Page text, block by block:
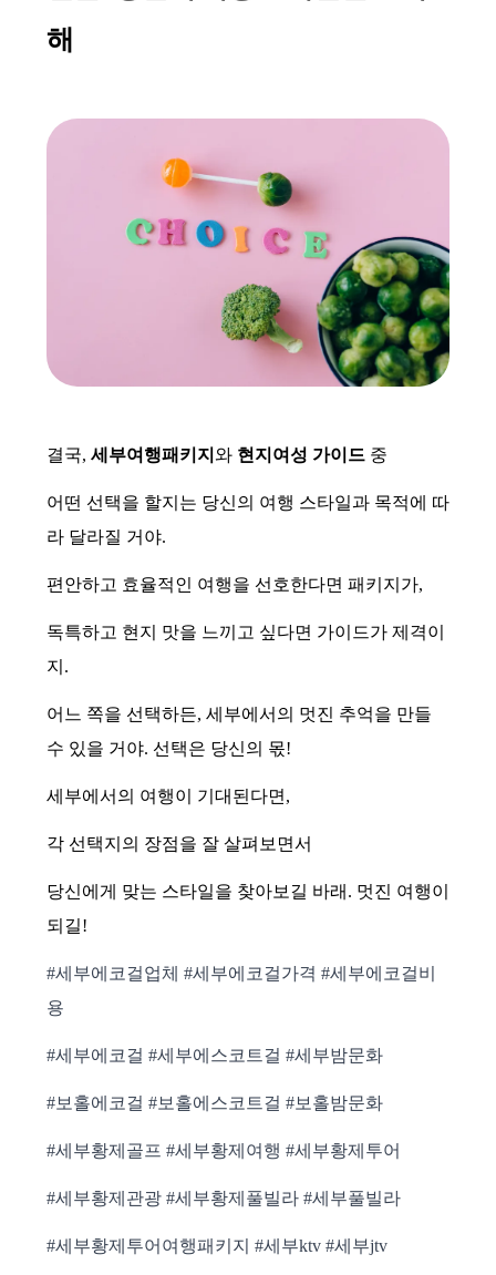
해
결국, 세부여행패키지 와 현지여성 가이드 중
어떤 선택을 할지는 당신의 여행 스타일과 목적에 따
라 달라질 거야.
편안하고 효율적인 여행을 선호한다면 패키지가,
독특하고 현지 맛을 느끼고 싶다면 가이드가 제격이
지.
어느 쪽을 선택하든, 세부에서의 멋진 추억을 만들
수 있을 거야. 선택은 당신의 몫!
세부에서의 여행이 기대된다면,
각 선택지의 장점을 잘 살펴보면서
당신에게 맞는 스타일을 찾아보길 바래. 멋진 여행이
되길!
#세부에코걸업체 #세부에코걸가격 #세부에코걸비
용
#세부에코걸 #세부에스코트걸 #세부밤문화
#보홀에코걸 #보홀에스코트걸 #보홀밤문화
#세부황제골프 #세부황제여행 #세부황제투어
#세부황제관광 #세부황제풀빌라 #세부풀빌라
#세부황제투어여행패키지 #세부ktv #세부jtv